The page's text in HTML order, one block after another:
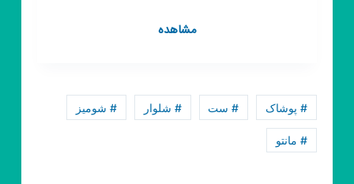
مشاهدهکانال
تولیدی
پوشاک
# پوشاک # ست # شلوار # شومیز
# مانتو